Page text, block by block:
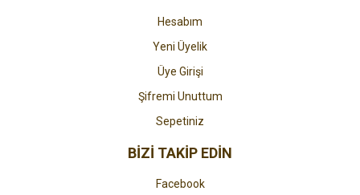
Hesabım
Yeni Üyelik
Üye Girişi
Şifremi Unuttum
Sepetiniz
BİZİ TAKİP EDİN
Facebook